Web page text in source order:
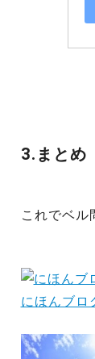
3.まとめ
これでベル
にほんブロ